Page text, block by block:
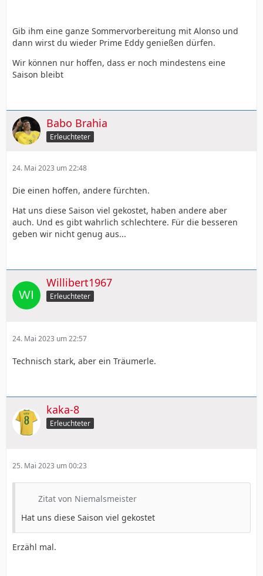
Gib ihm eine ganze Sommervorbereitung mit Alonso und
dann wirst du wieder Prime Eddy genießen dürfen.
Wir können nur hoffen, dass er noch mindestens eine
Saison bleibt
Babo Brahia
Erleuchteter
24. Mai 2023 um 22:48
Die einen hoffen, andere fürchten.
Hat uns diese Saison viel gekostet, haben andere aber
auch. Und es gibt wahrlich schlechtere. Für die besseren
geben wir nicht genug aus...
Willibert1967
Erleuchteter
24. Mai 2023 um 22:57
Technisch stark, aber ein Träumerle.
kaka-8
Erleuchteter
25. Mai 2023 um 00:23
Zitat von Niemalsmeister
Hat uns diese Saison viel gekostet
Erzähl mal.